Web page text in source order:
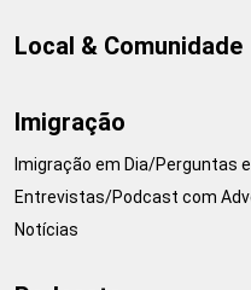
Local & Comunidade
Imigração
Imigração em Dia/Perguntas
Entrevistas/Podcast com
Notícias